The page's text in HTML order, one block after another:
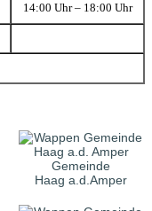
14:00 Uhr – 18:00 Uhr
Gemeinde
Haag a.d.Amper